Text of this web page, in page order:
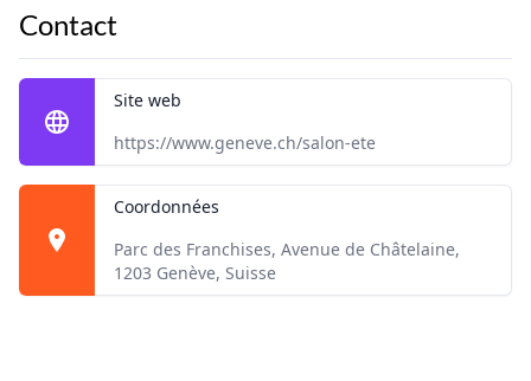
Contact
Site web
https://www.geneve.ch/salon-ete
Coordonnées
Parc des Franchises, Avenue de Châtelaine,
1203 Genève, Suisse